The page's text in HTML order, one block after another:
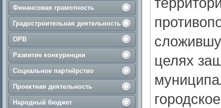
Финансовая грамотность
Градостроительная деятельность
ОРВ
Развитие конкуренции
Социальное партнёрство
Проектная деятельность
Народный бюджет
целях